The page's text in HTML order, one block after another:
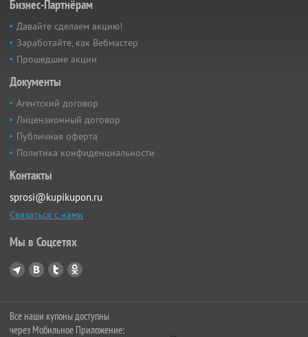
Бизнес-Партнёрам
Давайте сделаем акцию!
Заработайте, как Вебмастер
Прошедшие акции
Документы
Агентский договор
Лицензионный договор
Публичная оферта
Политика конфиденциальности
Контакты
sprosi@kupikupon.ru
Связаться с нами
Мы в Соцсетях
Все наши купоны доступны
через Мобильное Приложение: